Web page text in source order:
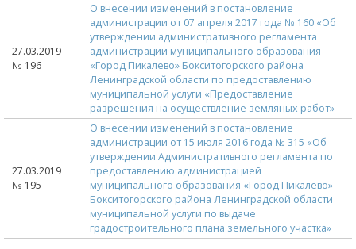
27.03.2019
№ 196
О внесении изменений в постановление
администрации от 07 апреля 2017 года № 160 «Об
утверждении административного регламента
администрации муниципального образования
«Город Пикалево» Бокситогорского района
Ленинградской области по предоставлению
муниципальной услуги «Предоставление
разрешения на осуществление земляных работ»
27.03.2019
№ 195
О внесении изменений в постановление
администрации от 15 июля 2016 года № 315 «Об
утверждении Административного регламента по
предоставлению администрацией
муниципального образования «Город Пикалево»
Бокситогорского района Ленинградской области
муниципальной услуги по выдаче
градостроительного плана земельного участка»